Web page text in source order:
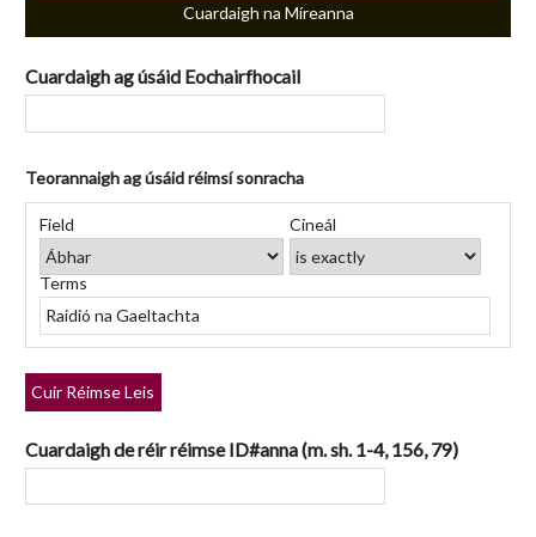
Cuardaigh na Míreanna
Cuardaigh ag úsáid Eochairfhocail
rows
"Teorannaigh
úsáid
réimsí
sonracha":
Teorannaigh ag úsáid réimsí sonracha
Réimse
Cuardaigh
Cineál
Cuardaigh
Focail
Chuardaigh
Search
Joiner
Field Cineál
Terms
Cuir Réimse Leis
Cuardaigh de réir réimse ID#anna (m. sh. 1-4, 156, 79)